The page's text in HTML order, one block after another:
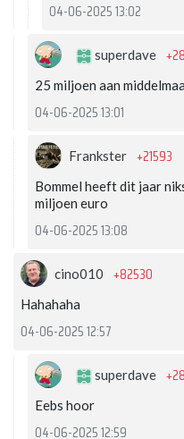
04-06-2025 13:02
superdave
25 miljoen aan
04-06-2025 13:01
Frankster +21593
Bommel heeft dit jaar
miljoen euro
04-06-2025 13:08
cino010 +82530
Hahahaha
04-06-2025 12:57
superdave
Eebs hoor
04-06-2025 12:59